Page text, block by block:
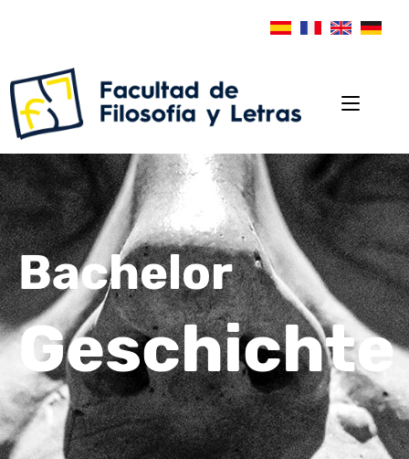
Bachelor
Geschichte